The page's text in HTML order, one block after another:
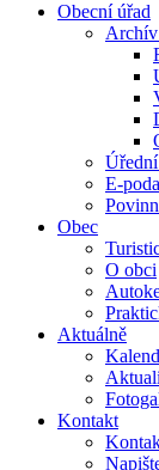
Obecní úřad
Úřední
E-
Obec
O obci
Aktuálně
Kontakt